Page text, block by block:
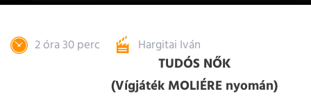
2 óra 30 perc Hargitai Iván
TUDÓS NŐK
(Vígjáték MOLIÉRE nyomán)